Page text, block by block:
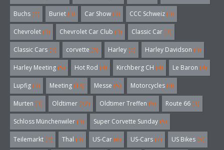
Buchs (4) Buriet (3) Car Show (3) CCC Schweiz (3)
Chevrolet (3) Chevrolet Car Club (3) Classic Car (3)
Classic Cars (3) corvette (6) Harley (7) Harley Davidson (3)
Harley Meeting (5) Hot Rod (4) Kirchberg CH (4) Le Baron (4)
Lupfig (3) Meeting (18) Messe (5) Motorcycles (4)
Murten (3) Oldtimer (32) Oldtimer Treffen (5) Route 66 (3)
Schloss Münchenwiler (3) Super Corvette Sunday (5)
Teilemarkt (4) Thal (3) US-Car (6) US-Cars (7) US Bikes (5)